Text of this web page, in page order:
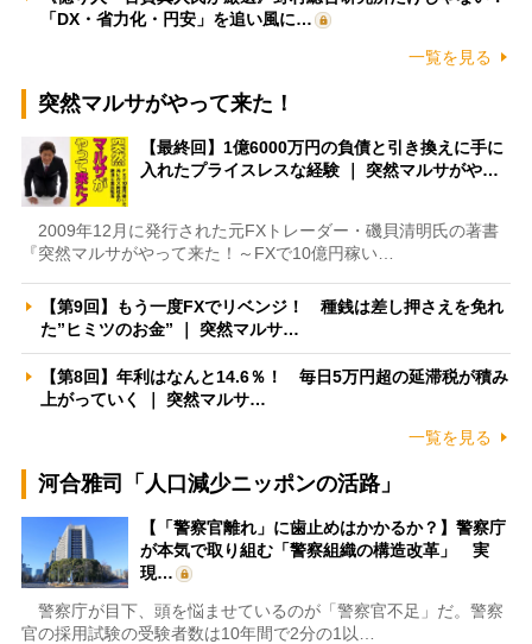
「DX・省力化・円安」を追い風に…
一覧を見る
突然マルサがやって来た！
【最終回】1億6000万円の負債と引き換えに手に
入れたプライスレスな経験 ｜ 突然マルサがや…
2009年12月に発行された元FXトレーダー・磯貝清明氏の著書
『突然マルサがやって来た！～FXで10億円稼い…
【第9回】もう一度FXでリベンジ！ 種銭は差し押さえを免れ
た”ヒミツのお金” ｜ 突然マルサ…
【第8回】年利はなんと14.6％！ 毎日5万円超の延滞税が積み
上がっていく ｜ 突然マルサ…
一覧を見る
河合雅司「人口減少ニッポンの活路」
【「警察官離れ」に歯止めはかかるか？】警察庁
が本気で取り組む「警察組織の構造改革」 実
現…
警察庁が目下、頭を悩ませているのが「警察官不足」だ。警察
官の採用試験の受験者数は10年間で2分の1以…